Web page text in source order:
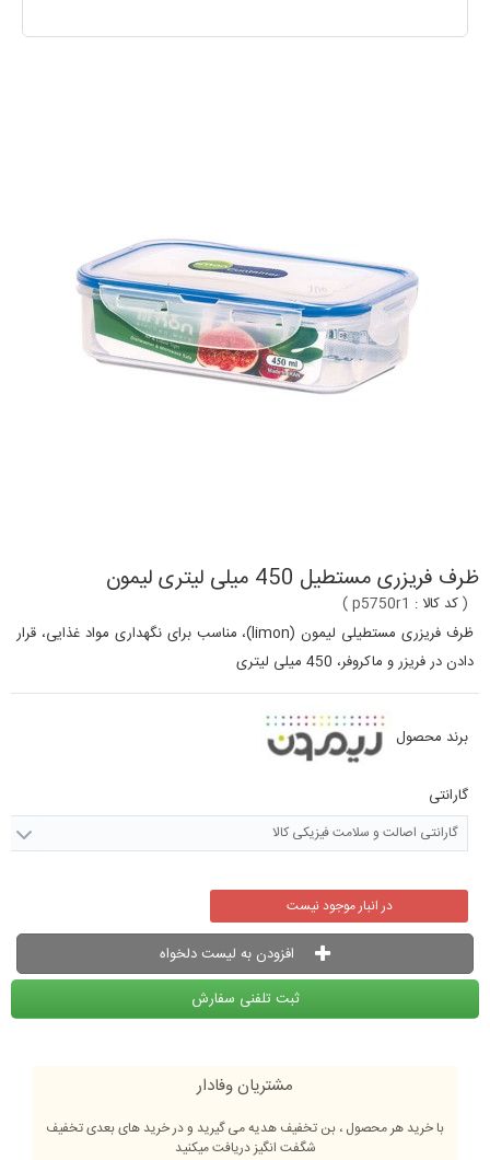
ظرف فریزری مستطیل 450 میلی لیتری لیمون
(کد کالا : p5750r1
)
ظرف فریزری مستطیلی لیمون (limon)، مناسب برای نگهداری مواد غذایی، قرار
دادن در فریزر و ماکروفر، 450 میلی لیتری
برند محصول
گارانتی
گارانتی اصالت و سلامت فیزیکی کالا
در انبار موجود نیست
افزودن به لیست دلخواه
ثبت تلفنی سفارش
مشتریان وفادار
با خرید هر محصول ، بن تخفیف هدیه می گیرید و در خرید های بعدی تخفیف
شگفت انگیز دریافت میکنید